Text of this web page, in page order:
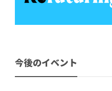
今後のイベント